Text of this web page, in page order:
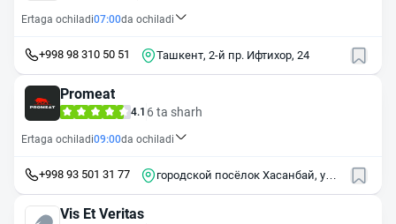
Ertaga ochiladi07:00da ochiladi
+998 98 310 50 51 Ташкент, 2-й пр. Ифтихор, 24
Promeat
4.1 6 ta sharh
Ertaga ochiladi09:00da ochiladi
+998 93 501 31 77
городской посёлок Хасанбай, ул.
Vis Et Veritas